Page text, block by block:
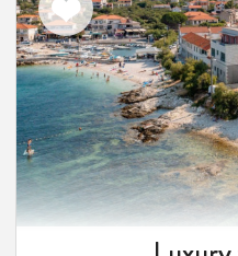
الى
المفضلة